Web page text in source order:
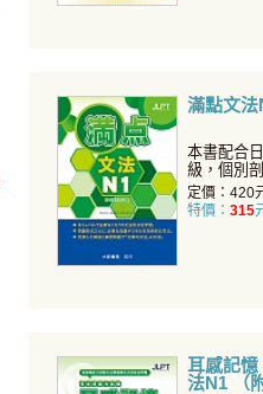
滿點文
本書配合
級，個別
要點，同
定價：420
特價： 315
耳感記憶
法N1 （